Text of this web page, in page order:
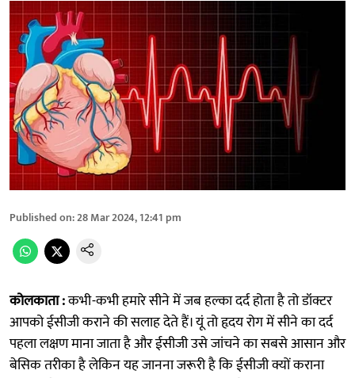
Published on:28 Mar 2024, 12:41 pm
कोलकाता :कभी-कभी हमारे सीने में जब हल्का दर्द होता है तो डॉक्टर
आपको ईसीजी कराने की सलाह देते हैं। यूं तो हृदय रोग में सीने का दर्द
पहला लक्षण माना जाता है और ईसीजी उसे जांचने का सबसे आसान और
बेसिक तरीका है लेकिन यह जानना जरूरी है कि ईसीजी क्यों कराना